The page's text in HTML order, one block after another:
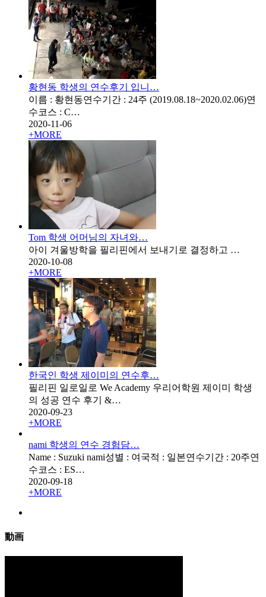
황현동 학생의 연수후기 입니…
이름 : 황현동연수기간 : 24주 (2019.08.18~2020.02.06)연
수코스 : C…
2020-11-06
+MORE
Tom 학생 어머님의 자녀와…
아이 겨울방학을 필리핀에서 보내기로 결정하고 …
2020-10-08
+MORE
한국인 학생 제이미의 연수후…
필리핀 일로일로 We Academy 우리어학원 제이미 학생
의 성공 연수 후기 &…
2020-09-23
+MORE
nami 학생의 연수 경험담…
Name : Suzuki nami성별 : 여국적 : 일본연수기간 : 20주연
수코스 : ES…
2020-09-18
+MORE
動画